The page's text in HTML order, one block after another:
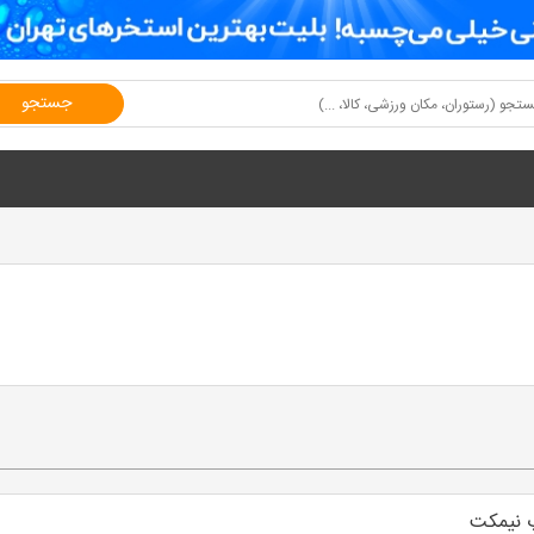
جستجو
نیمکت